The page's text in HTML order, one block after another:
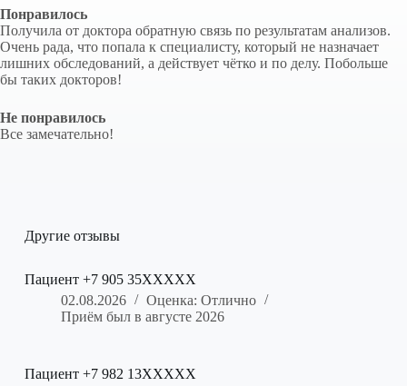
Понравилось
Получила от доктора обратную связь по результатам анализов.
Очень рада, что попала к специалисту, который не назначает
лишних обследований, а действует чётко и по делу. Побольше
бы таких докторов!
Не понравилось
Все замечательно!
Другие отзывы
Пациент +7 905 35XXXXX
02.08.2026
Оценка: Отлично
Приём был в августе 2026
Пациент +7 982 13XXXXX